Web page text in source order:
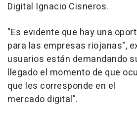
Digital Ignacio Cisneros.
"Es evidente que hay una
para las empresas riojanas",
usuarios están demandando
llegado el momento de que
que les corresponde en el
mercado digital".